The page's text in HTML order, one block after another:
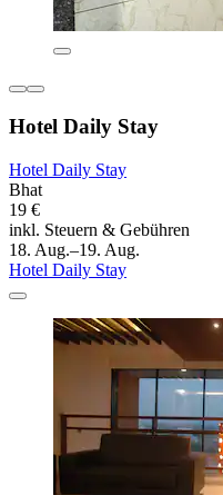
Hotel Daily Stay
Hotel Daily Stay
Bhat
19 €
inkl. Steuern & Gebühren
18. Aug.–19. Aug.
Hotel Daily Stay